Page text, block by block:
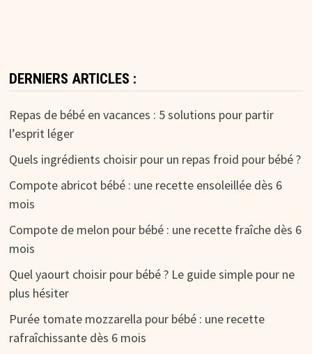
DERNIERS ARTICLES :
Repas de bébé en vacances : 5 solutions pour partir
l’esprit léger
Quels ingrédients choisir pour un repas froid pour bébé ?
Compote abricot bébé : une recette ensoleillée dès 6
mois
Compote de melon pour bébé : une recette fraîche dès 6
mois
Quel yaourt choisir pour bébé ? Le guide simple pour ne
plus hésiter
Purée tomate mozzarella pour bébé : une recette
rafraîchissante dès 6 mois